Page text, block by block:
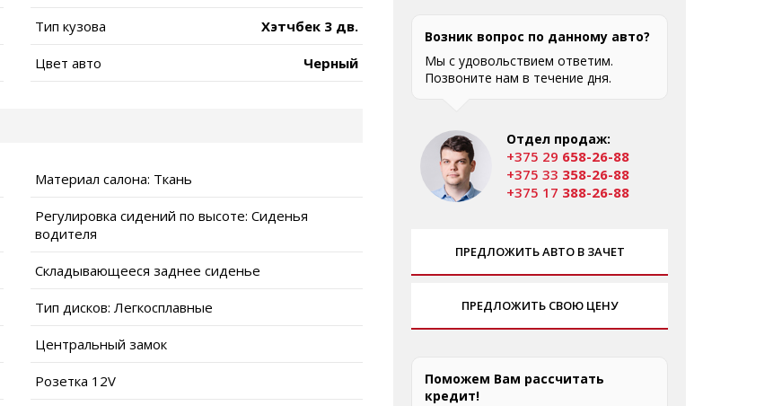
Тип кузова Хэтчбек 3 дв.
Цвет авто Черный
Материал салона: Ткань
Регулировка сидений по высоте: Сиденья
водителя
Складывающееся заднее сиденье
Тип дисков: Легкосплавные
Центральный замок
Розетка 12V
Возник вопрос по данному авто?
Мы с удовольствием ответим.
Позвоните нам в течение дня.
Отдел продаж:
+375 29 658-26-88
+375 33 358-26-88
+375 17 388-26-88
ПРЕДЛОЖИТЬ АВТО В ЗАЧЕТ
ПРЕДЛОЖИТЬ СВОЮ ЦЕНУ
Поможем Вам рассчитать
кредит!